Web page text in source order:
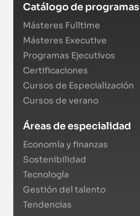
Catálogo de programas
Másteres Fulltime
Másteres Executive
Programas Ejecutivos
Certificaciones
Cursos de Especialización
Cursos de verano
Áreas de especialidad
Economía y finanzas
Sostenibilidad
Tecnología
Gestión del talento
Tendencias